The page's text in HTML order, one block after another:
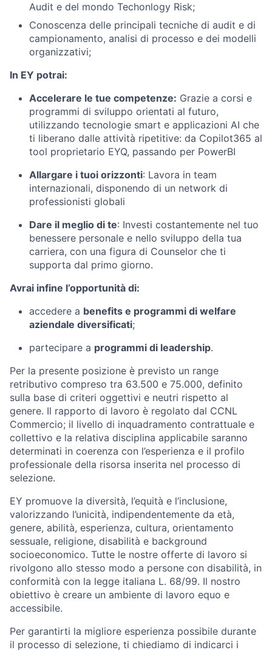
Audit e del mondo Techonlogy Risk;
Conoscenza delle principali tecniche di audit e di
campionamento, analisi di processo e dei modelli
organizzativi;
In EY potrai:
Accelerare le tue competenze: Grazie a corsi e
programmi di sviluppo orientati al futuro,
utilizzando tecnologie smart e applicazioni AI che
ti liberano dalle attività ripetitive: da Copilot365 al
tool proprietario EYQ, passando per PowerBI
Allargare i tuoi orizzonti: Lavora in team
internazionali, disponendo di un network di
professionisti globali
Dare il meglio di te: Investi costantemente nel tuo
benessere personale e nello sviluppo della tua
carriera, con una figura di Counselor che ti
supporta dal primo giorno.
Avrai infine l’opportunità di:
accedere a benefits e programmi di welfare
aziendale diversificati;
partecipare a programmi di leadership.
Per la presente posizione è previsto un range
retributivo compreso tra 63.500 e 75.000, definito
sulla base di criteri oggettivi e neutri rispetto al
genere. Il rapporto di lavoro è regolato dal CCNL
Commercio; il livello di inquadramento contrattuale e
collettivo e la relativa disciplina applicabile saranno
determinati in coerenza con l’esperienza e il profilo
professionale della risorsa inserita nel processo di
selezione.
EY promuove la diversità, l’equità e l’inclusione,
valorizzando l’unicità, indipendentemente da età,
genere, abilità, esperienza, cultura, orientamento
sessuale, religione, disabilità e background
socioeconomico. Tutte le nostre offerte di lavoro si
rivolgono allo stesso modo a persone con disabilità, in
conformità con la legge italiana L. 68/99. Il nostro
obiettivo è creare un ambiente di lavoro equo e
accessibile.
Per garantirti la migliore esperienza possibile durante
il processo di selezione, ti chiediamo di indicarci i